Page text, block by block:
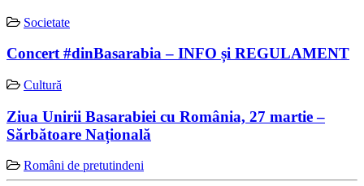
Societate
Concert #dinBasarabia – INFO și REGULAMENT
Cultură
Ziua Unirii Basarabiei cu România, 27 martie –
Sărbătoare Națională
Români de pretutindeni